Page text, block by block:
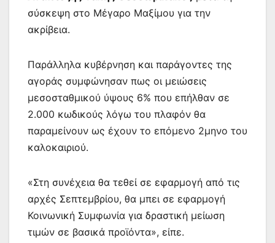
σύσκεψη στο Μέγαρο Μαξίμου για την
ακρίβεια.
Παράλληλα κυβέρνηση και παράγοντες της
αγοράς συμφώνησαν πως οι μειώσεις
μεσοσταθμικού ύψους 6% που επήλθαν σε
2.000 κωδικούς λόγω του πλαφόν θα
παραμείνουν ως έχουν το επόμενο 2μηνο του
καλοκαιριού.
«Στη συνέχεια θα τεθεί σε εφαρμογή από τις
αρχές Σεπτεμβρίου, θα μπει σε εφαρμογή
Κοινωνική Συμφωνία για δραστική μείωση
τιμών σε βασικά προϊόντα», είπε.